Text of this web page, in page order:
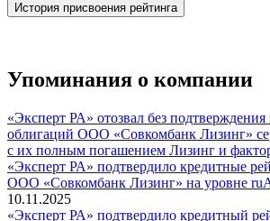
История присвоения рейтинга
Упоминания о компании
«Эксперт РА» отозвал без
облигаций ООО «Совкомбанк Лизинг»
с их полным погашением Лизинг и
«Эксперт РА» подтвердило кредитные
ООО «Совкомбанк Лизинг» на уровне
10.11.2025
«Эксперт РА» подтвердило кредитный